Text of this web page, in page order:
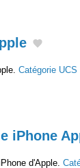
Catégorie UCS
iPhone
d'Apple.